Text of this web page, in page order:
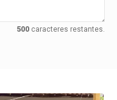
500caracteres restantes.